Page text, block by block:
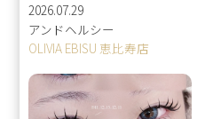
2026.07.29
アンドヘルシー
OLIVIA EBISU 恵比寿店